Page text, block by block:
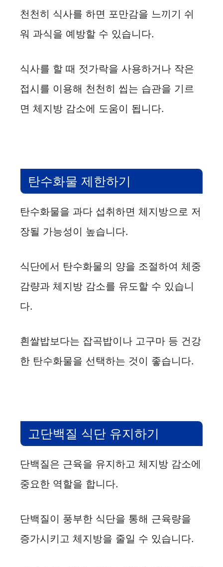
천천히 식사를 하면 포만감을 느끼기 쉬
워 과식을 예방할 수 있습니다.
식사를 할 때 젓가락을 사용하거나 작은
접시를 이용해 천천히 씹는 습관을 기르
면 체지방 감소에 도움이 됩니다.
탄수화물 제한하기
탄수화물을 과다 섭취하면 체지방으로 저
장될 가능성이 높습니다.
식단에서 탄수화물의 양을 조절하여 체중
감량과 체지방 감소를 유도할 수 있습니
다.
흰쌀밥보다는 잡곡밥이나 고구마 등 건강
한 탄수화물을 선택하는 것이 좋습니다.
고단백질 식단 유지하기
단백질은 근육을 유지하고 체지방 감소에
중요한 역할을 합니다.
단백질이 풍부한 식단을 통해 근육량을
증가시키고 체지방을 줄일 수 있습니다.